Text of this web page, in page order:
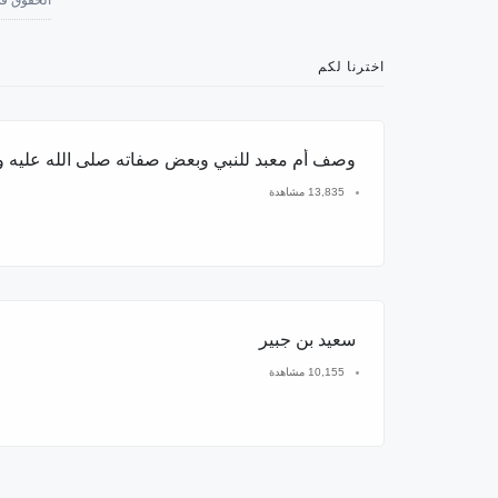
اخترنا لكم
وصف أم معبد للنبي وبعض صفاته صلى الله عليه
13,835 مشاهدة
سعيد بن جبير
10,155 مشاهدة